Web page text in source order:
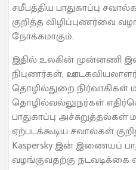
சமீபத்திய பாதுகாப்பு
குறித்த விழிப்புணர்வை
நோக்கமாகும்.
இதில் உலகின் முன்னணி
நிபுணர்கள்,
தொழில்துறை நிர்வாகிகள்
தொழில்வல்லுநர்கள்
பாதுகாப்பு
ஏற்படக்கூடிய சவால்கள்
Kaspersky இன் இணையப்
வழங்குவதற்கு நடவடிக்கை